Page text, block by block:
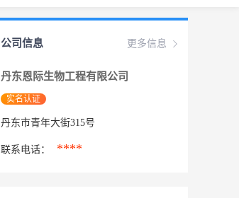
更多信息
公司信息
丹东恩际生物工程有限公司
实名认证
丹东市青年大街315号
联系电话： ****